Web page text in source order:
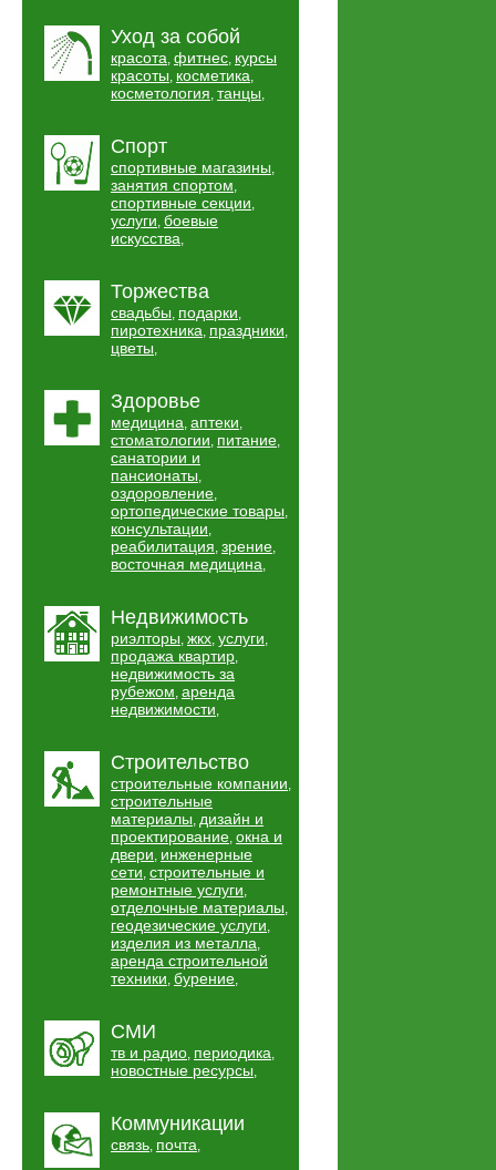
Уход за собой
красота, фитнес, курсы
красоты, косметика,
косметология, танцы,
Спорт
спортивные магазины,
занятия спортом,
спортивные секции,
услуги, боевые
искусства,
Торжества
свадьбы, подарки,
пиротехника, праздники,
цветы,
Здоровье
медицина, аптеки,
стоматологии, питание,
санатории и
пансионаты,
оздоровление,
ортопедические товары,
консультации,
реабилитация, зрение,
восточная медицина,
Недвижимость
риэлторы, жкх, услуги,
продажа квартир,
недвижимость за
рубежом, аренда
недвижимости,
Строительство
строительные компании,
строительные
материалы, дизайн и
проектирование, окна и
двери, инженерные
сети, строительные и
ремонтные услуги,
отделочные материалы,
геодезические услуги,
изделия из металла,
аренда строительной
техники, бурение,
СМИ
тв и радио, периодика,
новостные ресурсы,
Коммуникации
связь, почта,